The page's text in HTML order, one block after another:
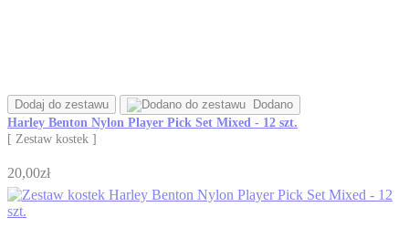
Dodaj do zestawu
Dodano
Harley Benton Nylon Player Pick Set Mixed - 12 szt.
[ Zestaw kostek ]
20,00zł